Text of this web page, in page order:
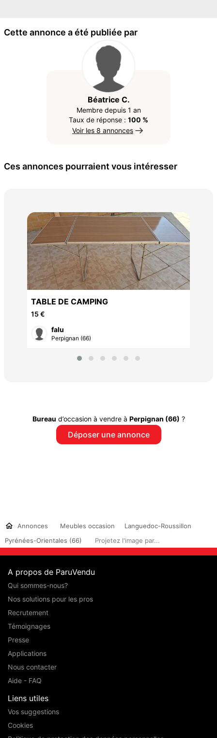
Cette annonce a été publiée par
Béatrice C.
Membre depuis 1 an
Taux de réponse : 100 %
Voir les 8 annonces
Ces annonces pourraient vous intéresser
TABLE DE CAMPING
15 €
falu
Perpignan (66)
Bureau d’occasion à vendre à Perpignan (66) ?
Déposer une annonce
Annonces Meubles occasion
Languedoc-Roussillon
Pyrénées-Orientales (66)
Projetez l'image par...
A propos de ParuVendu
Qui sommes-nous?
Nos solutions pour les pros
Recrutement
Témoignages
Presse
Applications
Nous contacter
Aide - FAQ
Liens utiles
Vos suggestions
Cookies